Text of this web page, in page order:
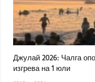
Джулай 2026: Чалга
изгрева на 1 юли